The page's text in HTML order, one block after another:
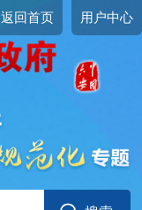
返回首页 用户中心